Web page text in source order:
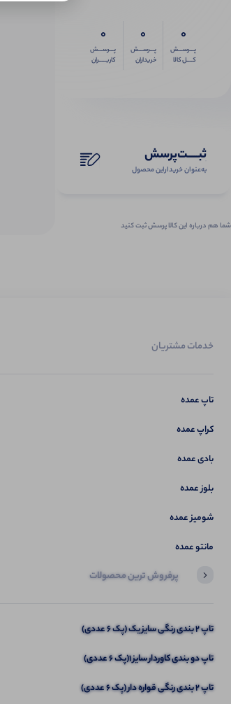
0
پـــرســـش
کــــل کالا
0
پـــرســـش
خریداران
0
پـــرســـش
کاربـــــران
ثبـــــت‌پرسش
به‌عنوان ‌خریدار‌این‌ محصول
شما هم درباره این کالا پرسش ثبت کنید
خدمات مشتریان
تاپ عمده
کراپ عمده
بادی عمده
بلوز عمده
شومیز عمده
مانتو عمده
پرفروش ترین محصولات
آخرین محصولاتی که بازدید کردید
تاپ 2 بندی رنگی سایز یک (پک 6 عددی)
تاپ دو بندی کاوردار سایز 1(پک 6 عددی)
تاپ ۲ بندی رنگی قواره دار (پک 6 عددی)
تاپ آستین سرخود ۳دکمه (پک 6 عددی)